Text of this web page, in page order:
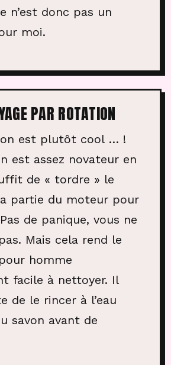
n’est donc pas un
moi.
PAR ROTATION
est plutôt cool … !
est assez novateur en
de « tordre » le
partie du moteur pour
de panique, vous ne
Mais cela rend le
homme
facile à nettoyer. Il
de le rincer à l’eau
savon avant de